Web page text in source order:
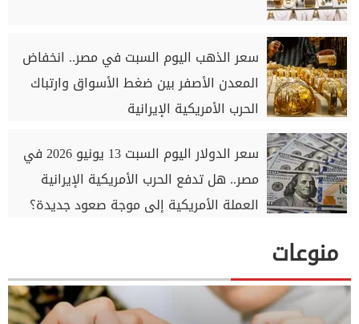
سعر الذهب اليوم السبت في مصر.. انخفاض
المعدن الأصفر بين ضغط الأسواق وارتباك
الحرب الأمريكية الإيرانية
سعر الدولار اليوم السبت 13 يونيو 2026 في
مصر.. هل تدفع الحرب الأمريكية الإيرانية
العملة الأمريكية إلى موجة صعود جديدة؟
منوعات